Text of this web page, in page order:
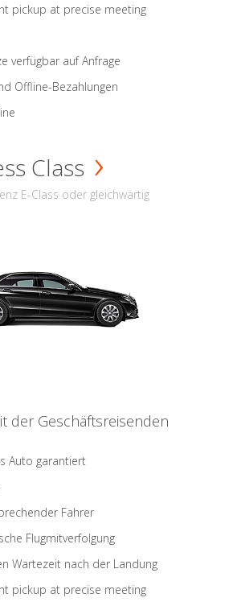
pickup at precise meeting
verfügbar auf Anfrage
Offline-Bezahlungen
Class
E-Class oder gleichwärtig
der Geschäftsreisenden
Auto garantiert
Fahrer
Flugmitverfolgung
Wartezeit nach der Landung
pickup at precise meeting